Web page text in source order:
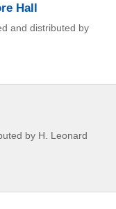
Hall
and distributed by
by H. Leonard